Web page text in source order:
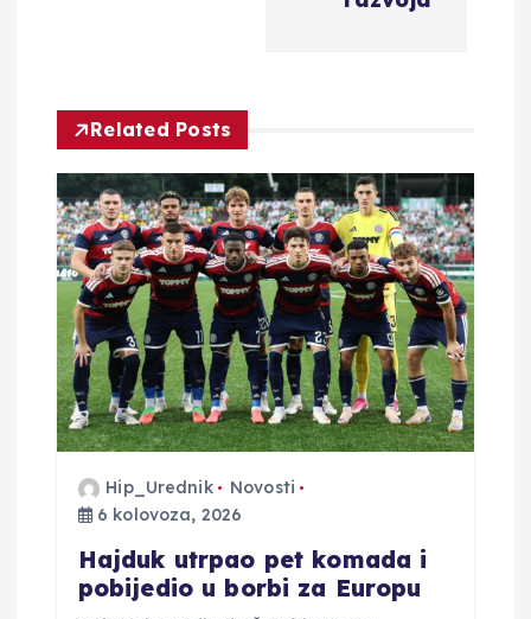
c
a
o
b
Related Posts
Hip_Urednik
Novosti
6 kolovoza, 2026
Hajduk utrpao pet komada i
pobijedio u borbi za Europu